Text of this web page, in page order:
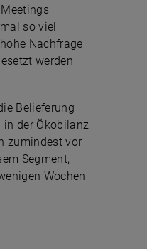
so viel
Nachfrage
werden
Belieferung
in der Ökobilanz
zumindest vor
Segment,
Wochen